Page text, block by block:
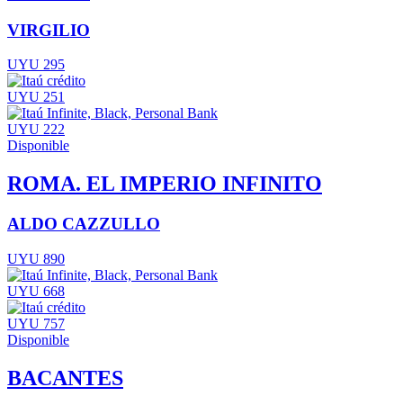
VIRGILIO
UYU 295
UYU 251
UYU 222
Disponible
ROMA. EL IMPERIO INFINITO
ALDO CAZZULLO
UYU 890
UYU 668
UYU 757
Disponible
BACANTES